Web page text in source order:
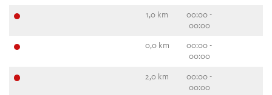
1,0 km
00:00 -
00:00
0,0 km
00:00 -
00:00
2,0 km
00:00 -
00:00